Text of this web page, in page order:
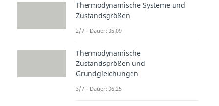
Thermodynamische Systeme und
Zustandsgrößen
2/7 – Dauer: 05:09
Thermodynamische
Zustandsgrößen und
Grundgleichungen
3/7 – Dauer: 06:25